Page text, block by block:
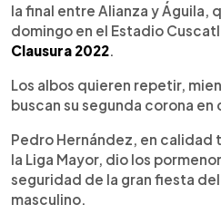
la final entre Alianza y Águila,
domingo en el Estadio
Clausura 2022.
Los albos quieren repetir,
buscan su segunda corona en
Pedro Hernández, en
la Liga Mayor, dio los
seguridad de la gran fiesta
masculino.